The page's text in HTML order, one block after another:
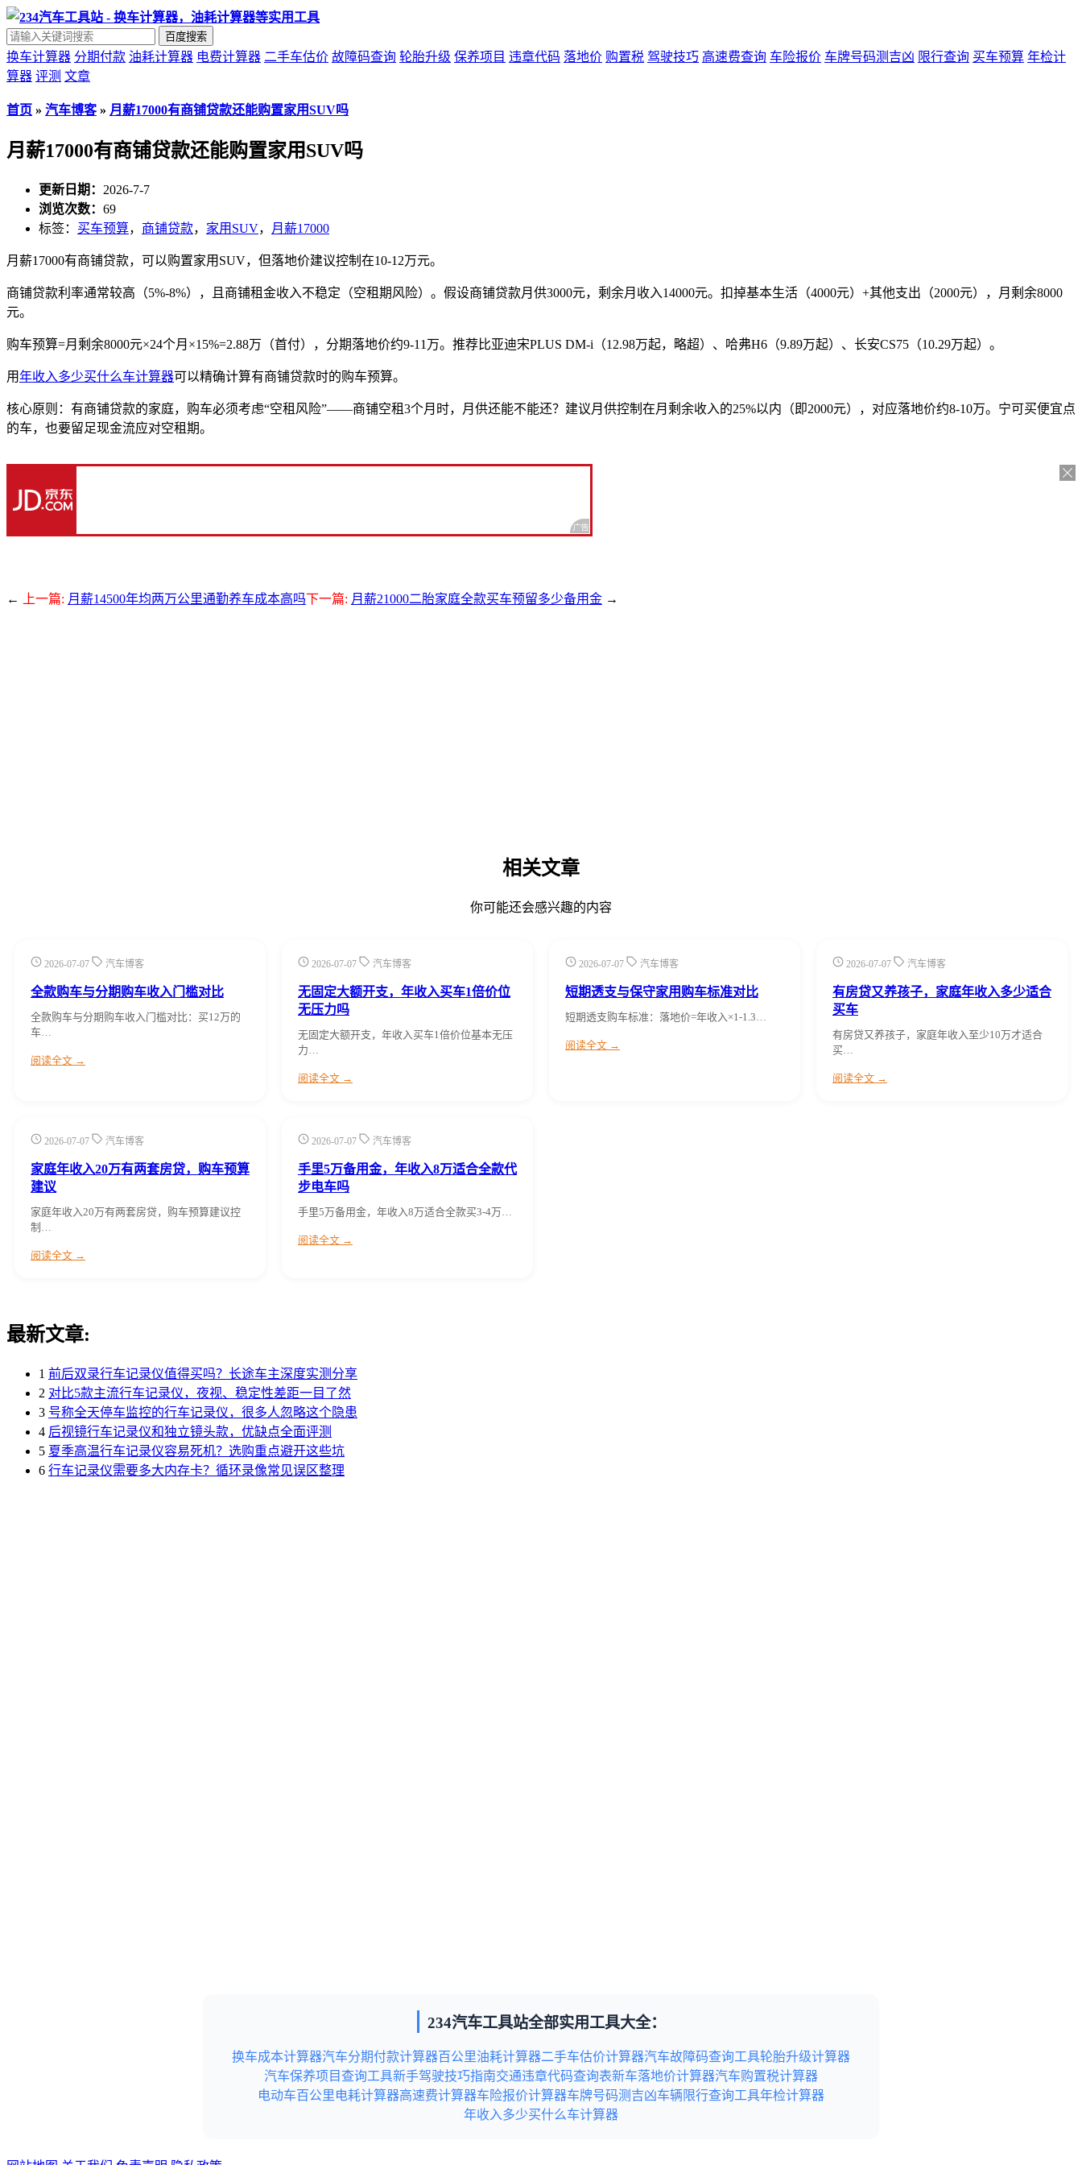
百度搜索
换车计算器 分期付款 油耗计算器 电费计算器 二手车估价 故障码查询 轮胎升级 保养项目 违章代码 落地价 购置税 驾驶技巧 高速费查询 车险报价 车牌号码测吉凶 限行查询 买车预算 年检计
算器 评测 文章
首页 » 汽车博客» 月薪17000有商铺贷款还能购置家用SUV吗
月薪17000有商铺贷款还能购置家用SUV吗
更新日期： 2026-7-7
浏览次数： 69
标签： 买车预算， 商铺贷款， 家用SUV， 月薪17000
月薪17000有商铺贷款，可以购置家用SUV，但落地价建议控制在10-12万元。
商铺贷款利率通常较高（5%-8%），且商铺租金收入不稳定（空租期风险）。假设商铺贷款月供3000元，剩余月收入14000元。扣掉基本生活（4000元）+其他支出（2000元），月剩余8000
元。
购车预算=月剩余8000元×24个月×15%=2.88万（首付），分期落地价约9-11万。推荐比亚迪宋PLUS DM-i（12.98万起，略超）、哈弗H6（9.89万起）、长安CS75（10.29万起）。
用年收入多少买什么车计算器可以精确计算有商铺贷款时的购车预算。
核心原则：有商铺贷款的家庭，购车必须考虑“空租风险”——商铺空租3个月时，月供还能不能还？建议月供控制在月剩余收入的25%以内（即2000元），对应落地价约8-10万。宁可买便宜点
的车，也要留足现金流应对空租期。
← 上一篇: 月薪14500年均两万公里通勤养车成本高吗下一篇: 月薪21000二胎家庭全款买车预留多少备用金 →
相关文章
你可能还会感兴趣的内容
2026-07-07 汽车博客
全款购车与分期购车收入门槛对比
全款购车与分期购车收入门槛对比：买12万的
车…
阅读全文 →
2026-07-07 汽车博客
无固定大额开支，年收入买车1倍价位
无压力吗
无固定大额开支，年收入买车1倍价位基本无压
力…
阅读全文 →
2026-07-07 汽车博客
短期透支与保守家用购车标准对比
短期透支购车标准：落地价=年收入×1-1.3…
阅读全文 →
2026-07-07 汽车博客
有房贷又养孩子，家庭年收入多少适合
买车
有房贷又养孩子，家庭年收入至少10万才适合
买…
阅读全文 →
2026-07-07 汽车博客
家庭年收入20万有两套房贷，购车预算
建议
家庭年收入20万有两套房贷，购车预算建议控
制…
阅读全文 →
2026-07-07 汽车博客
手里5万备用金，年收入8万适合全款代
步电车吗
手里5万备用金，年收入8万适合全款买3-4万…
阅读全文 →
最新文章:
1 前后双录行车记录仪值得买吗？长途车主深度实测分享
2 对比5款主流行车记录仪，夜视、稳定性差距一目了然
3 号称全天停车监控的行车记录仪，很多人忽略这个隐患
4 后视镜行车记录仪和独立镜头款，优缺点全面评测
5 夏季高温行车记录仪容易死机？选购重点避开这些坑
6 行车记录仪需要多大内存卡？循环录像常见误区整理
234汽车工具站全部实用工具大全：
换车成本计算器汽车分期付款计算器百公里油耗计算器二手车估价计算器汽车故障码查询工具轮胎升级计算器
汽车保养项目查询工具新手驾驶技巧指南交通违章代码查询表新车落地价计算器汽车购置税计算器
电动车百公里电耗计算器高速费计算器车险报价计算器车牌号码测吉凶车辆限行查询工具年检计算器
年收入多少买什么车计算器